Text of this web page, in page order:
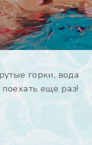
горки, вода
еще раз!